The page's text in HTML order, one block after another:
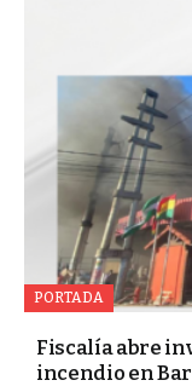
PORTADA
Fiscalía abre
incendio en